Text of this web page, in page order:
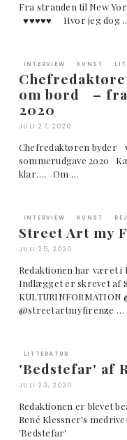
Fra stranden til New
♥︎♥︎♥︎♥︎♥︎ Hvor jeg dog
INTERVIEW KUNST
om bord – fra
2020
JULI 27, 2020
Chefredaktøren byder
sommerudgave 2020
klar…. Om …
INTERVIEW KUNST
Street Art my
JULI 25, 2020
Redaktionen har
Indlægget er skrevet af
@streetartmyfirenze …
LITTERATUR
'Bedstefar' af
JULI 23, 2020
Redaktionen er blevet
René Klessner's
'Bedstefar'